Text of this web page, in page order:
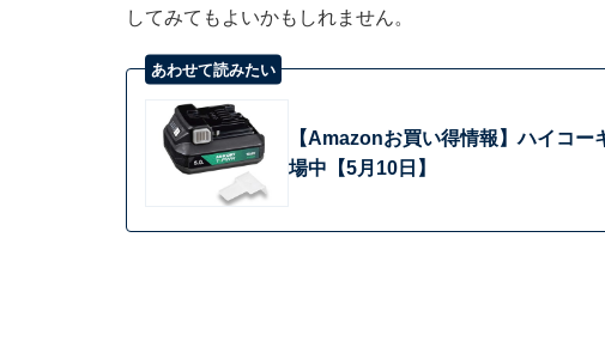
してみてもよいかもしれません。
あわせて読みたい
【Amazonお買い得情報】ハイコ
場中【5月10日】